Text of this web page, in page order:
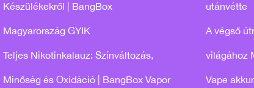
Készülékekről | BangBox
Magyarország GYIK
Teljes Nikotinkalauz: Színváltozás,
Minőség és Oxidáció | BangBox Vapor
utánvétte
A végső
világához
Vape